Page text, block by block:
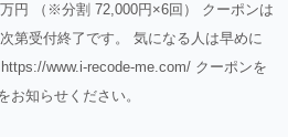
円 （※分割 72,000円×6回） クーポンは
第受付終了です。 気になる人は早めに
www.i-recode-me.com/ クーポンを
お知らせください。